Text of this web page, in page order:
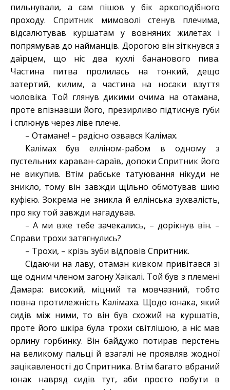
пильнували, а сам пішов у бік аркоподібного
проходу. Спритник мимоволі стенув плечима,
відсалютував куршатам у вовняних жилетах і
попрямував до найманців. Дорогою він зіткнувся з
даїрцем, що ніс два кухлі бананового пива.
Частина питва пролилась на тонкий, дещо
затертий, килим, а частина на носаки взуття
чоловіка. Той глянув дикими очима на отамана,
проте впізнавши його, презирливо підтиснув губи
і сплюнув через ліве плече.
– Отамане! – радісно озвався Калімах.
Калімах був елліном-рабом в одному з
пустельних караван-сараїв, допоки Спритник його
не викупив. Втім рабське татуювання нікуди не
зникло, тому він завжди щільно обмотував шию
куфією. Зокрема не зникла й еллінська зухвалість,
про яку той завжди нагадував.
– А ми вже тебе зачекались, – дорікнув він. –
Справи трохи затягнулись?
– Трохи, – крізь зуби відповів Спритник.
Сідаючи на лаву, отаман кивком привітався зі
ще одним членом загону Хаікалі. Той був з племені
Дамара: високий, міцний та мовчазний, тобто
повна протилежність Калімаха. Щодо юнака, який
сидів між ними, то він був схожий на куршатів,
проте його шкіра була трохи світлішою, а ніс мав
орлину горбинку. Він байдужо потирав перстень
на великому пальці й взагалі не проявляв жодної
зацікавленості до Спритника. Втім багато вбраний
юнак навряд сидів тут, аби просто побути в